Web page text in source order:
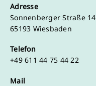
Adresse
Sonnenberger Straße 14
65193 Wiesbaden
Telefon
+49 611 44 75 44 22
Mail